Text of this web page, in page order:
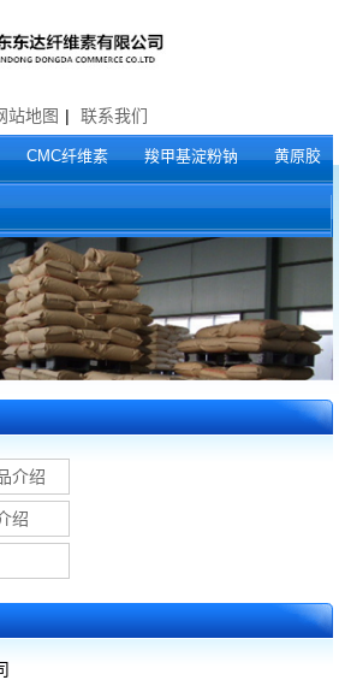
站地图 | 联系我们
CMC纤维素 羧甲基淀粉钠 黄原胶
介绍
绍